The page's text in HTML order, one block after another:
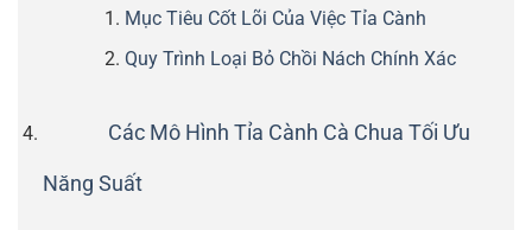
Mục Tiêu Cốt Lõi Của Việc Tỉa Cành
Quy Trình Loại Bỏ Chồi Nách Chính Xác
Các Mô Hình Tỉa Cành Cà Chua Tối Ưu
Năng Suất